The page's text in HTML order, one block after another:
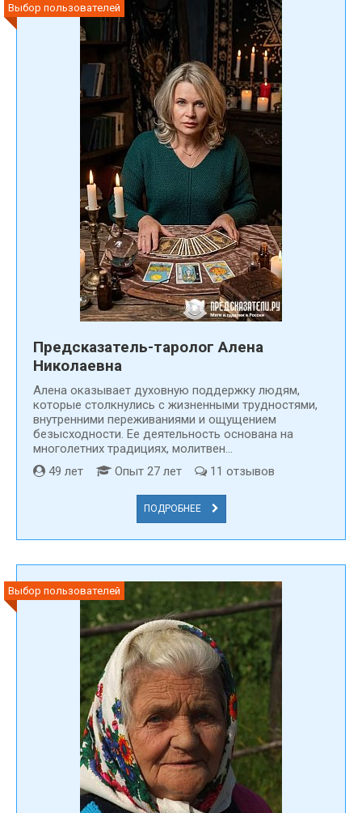
Выбор пользователей
Предсказатель-таролог Алена
Николаевна
Алена оказывает духовную поддержку людям,
которые столкнулись с жизненными трудностями,
внутренними переживаниями и ощущением
безысходности. Ее деятельность основана на
многолетних традициях, молитвен...
49 лет
Опыт 27 лет 11 отзывов
ПОДРОБНЕЕ
Выбор пользователей